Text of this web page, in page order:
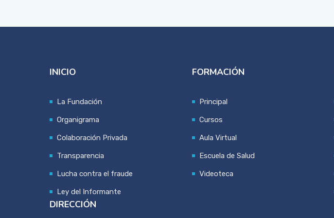
INICIO
La Fundación
Organigrama
Colaboración Privada
Transparencia
Lucha contra el fraude
Ley del Informante
FORMACIÓN
Principal
Cursos
Aula Virtual
Escuela de Salud
Videoteca
DIRECCIÓN